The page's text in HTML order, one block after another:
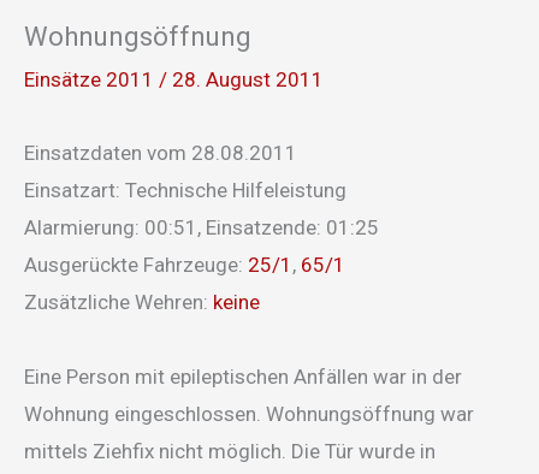
Wohnungsöffnung
Einsätze 2011 / 28. August 2011
Einsatzdaten vom 28.08.2011
Einsatzart: Technische Hilfeleistung
Alarmierung: 00:51, Einsatzende: 01:25
Ausgerückte Fahrzeuge: 25/1 , 65/1
Zusätzliche Wehren: keine
Eine Person mit epileptischen Anfällen war in der
Wohnung eingeschlossen. Wohnungsöffnung war
mittels Ziehfix nicht möglich. Die Tür wurde in